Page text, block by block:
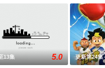
13集 5.0 更新第24集